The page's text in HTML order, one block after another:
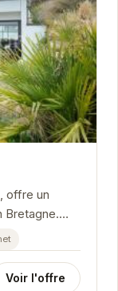
offre un
Bretagne.
sur...
Voir l'offre